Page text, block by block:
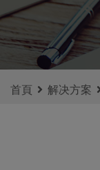
首頁 解决方案